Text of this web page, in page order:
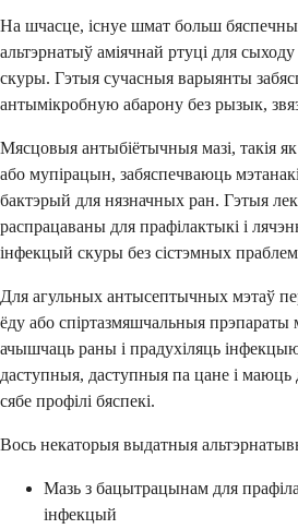
На шчасце, існуе шмат больш
альтэрнатыў аміячнай ртуці для
скуры. Гэтыя сучасныя варыянты
антымікробную абарону без рызык,
Мясцовыя антыбіётычныя мазі, такія
або мупірацын, забяспечваюць
бактэрый для нязначных ран. Гэтыя
распрацаваны для прафілактыкі і
інфекцый скуры без сістэмных праблем
Для агульных антысептычных мэтаў
ёду або спіртазмяшчальныя прэпараты
ачышчаць раны і прадухіляць
даступныя, даступныя па цане і
сябе профілі бяспекі.
Вось некаторыя выдатныя
Мазь з бацытрацынам для
інфекцый